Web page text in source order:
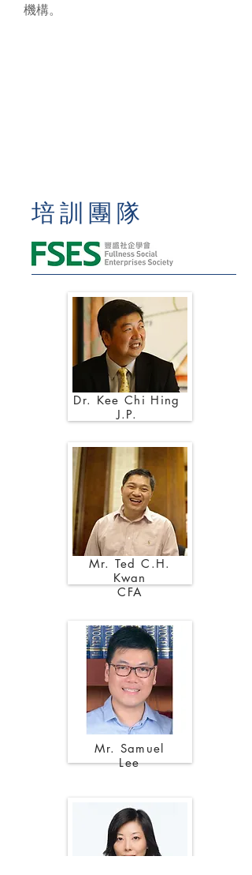
機構。
培訓團隊
Dr. Kee Chi Hing
J.P.
Mr. Ted C.H.
Kwan
CFA
Mr. Samuel
Lee